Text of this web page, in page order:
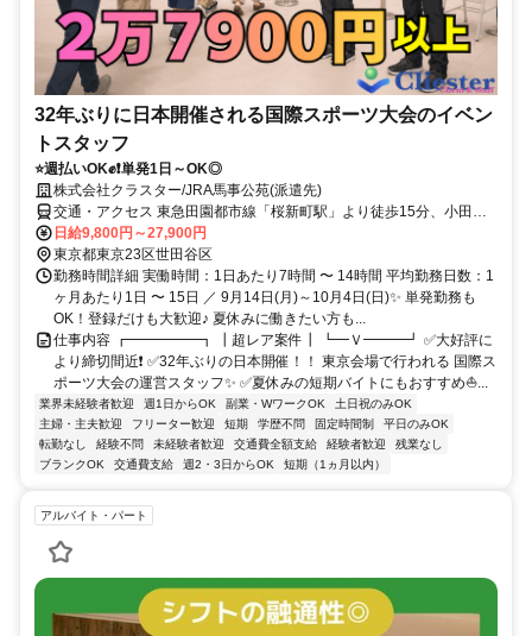
32年ぶりに日本開催される国際スポーツ大会のイベン
トスタッフ
⭐週払いOK✊❗単発1日～OK◎
株式会社クラスター/JRA馬事公苑(派遣先)
交通・アクセス 東急田園都市線「桜新町駅」より徒歩15分、小田急
線「経堂駅」より徒歩20分
日給9,800円～27,900円
東京都東京23区世田谷区
勤務時間詳細 実働時間：1日あたり7時間 〜 14時間 平均勤務日数：1
ヶ月あたり1日 〜 15日 ／ 9月14日(月)～10月4日(日)✨ 単発勤務も
OK！登録だけも大歓迎♪ 夏休みに働きたい方も...
仕事内容 ┏━━━━━┓ ┃超レア案件┃ ┗━Ｖ━━━┛ ✅大好評に
より締切間近❗ ✅32年ぶりの日本開催！！ 東京会場で行われる 国際ス
ポーツ大会の運営スタッフ✨ ✅夏休みの短期バイトにもおすすめ⛵...
業界未経験者歓迎 週1日からOK 副業・WワークOK
土日祝のみOK
主婦・主夫歓迎
フリーター歓迎 短期 学歴不問 固定時間制
平日のみOK
転勤なし
経験不問 未経験者歓迎 交通費全額支給 経験者歓迎
残業なし
ブランクOK
交通費支給 週2・3日からOK 短期（1ヵ月以内）
アルバイト・パート